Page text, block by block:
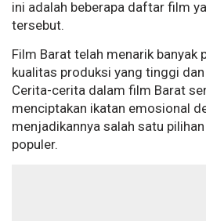
ini adalah beberapa daftar film
tersebut.
Film Barat telah menarik banyak
kualitas produksi yang tinggi
Cerita-cerita dalam film Barat
menciptakan ikatan emosional
menjadikannya salah satu
populer.